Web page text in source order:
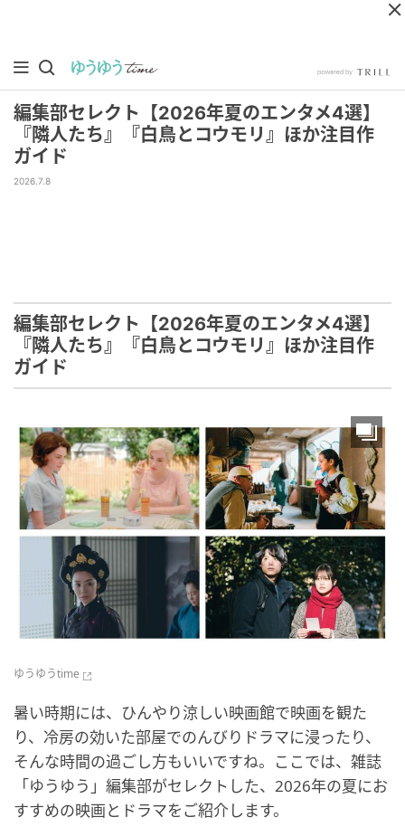
編集部セレクト【2026年夏のエンタメ4選】
『隣人たち』『白鳥とコウモリ』ほか注目作
ガイド
2026.7.8
編集部セレクト【2026年夏のエンタメ4選】
『隣人たち』『白鳥とコウモリ』ほか注目作
ガイド
ゆうゆうtime
暑い時期には、ひんやり涼しい映画館で映画を観た
り、冷房の効いた部屋でのんびりドラマに浸ったり、
そんな時間の過ごし方もいいですね。ここでは、雑誌
「ゆうゆう」編集部がセレクトした、2026年の夏にお
すすめの映画とドラマをご紹介します。